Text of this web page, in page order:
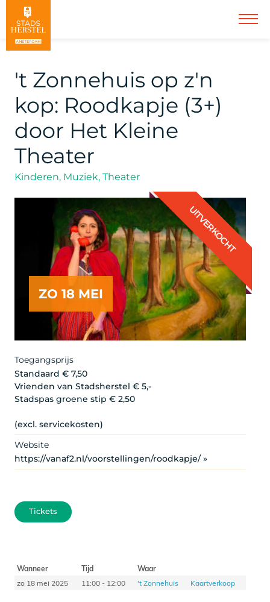
't Zonnehuis op z'n
kop: Roodkapje (3+)
door Het Kleine
Theater
Kinderen, Muziek, Theater
ZO 18 MEI
UITVERKOCHT
Toegangsprijs
Standaard € 7,50
Vrienden van Stadsherstel € 5,-
Stadspas groene stip € 2,50
(excl. servicekosten)
Website
https://vanaf2.nl/voorstellingen/roodkapje/ »
Tickets
Wanneer Tijd
Waar
zo 18 mei 2025
11:00 - 12:00 't Zonnehuis Kaartverkoop